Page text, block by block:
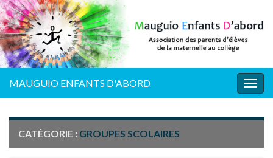
MAUGUIO ENFANTS D'ABORD
CATÉGORIE : GROUPES SCOLAIRES